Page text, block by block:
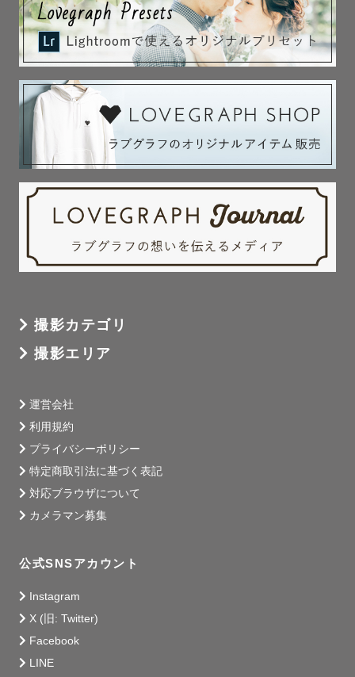
撮影カテゴリ
撮影エリア
運営会社
利用規約
プライバシーポリシー
特定商取引法に基づく表記
対応ブラウザについて
カメラマン募集
公式SNSアカウント
Instagram
X (旧: Twitter)
Facebook
LINE